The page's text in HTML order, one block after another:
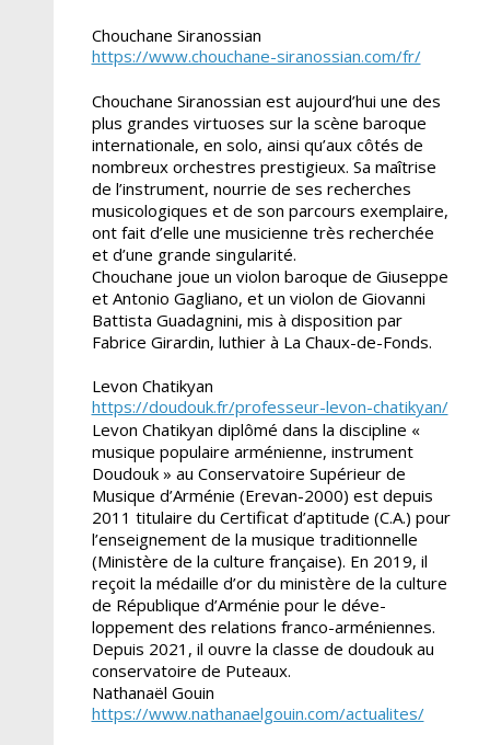
Chouchane Siranossian
https://www.chouchane-siranossian.com/fr/
Chouchane Siranossian est aujourd’hui une des
plus grandes virtuoses sur la scène baroque
interna­tionale, en solo, ainsi qu’aux côtés de
nombreux orchestres prestigieux. Sa maîtrise
de l’instrument, nourrie de ses recherches
musicologiques et de son parcours exemplaire,
ont fait d’elle une musi­cienne très recherchée
et d’une grande singularité.
Chouchane joue un violon baroque de Giuseppe
et Antonio Gagliano, et un violon de Giovanni
Bat­tista Guadagnini, mis à disposition par
Fabrice Girardin, luthier à La Chaux-de-Fonds.
Levon Chatikyan
https://doudouk.fr/professeur-levon-chatikyan/
Levon Chatikyan diplômé dans la discipline «
musique populaire arménienne, instrument
Dou­douk » au Conservatoire Supérieur de
Musique d’Arménie (Erevan-2000) est depuis
2011 titulaire du Certificat d’aptitude (C.A.) pour
l’enseignement de la musique traditionnelle
(Ministère de la culture française). En 2019, il
reçoit la médaille d’or du ministère de la culture
de République d’Arménie pour le déve­
loppement des relations franco-arméniennes.
Depuis 2021, il ouvre la classe de doudouk au
conservatoire de Puteaux.
Nathanaël Gouin
https://www.nathanaelgouin.com/actualites/